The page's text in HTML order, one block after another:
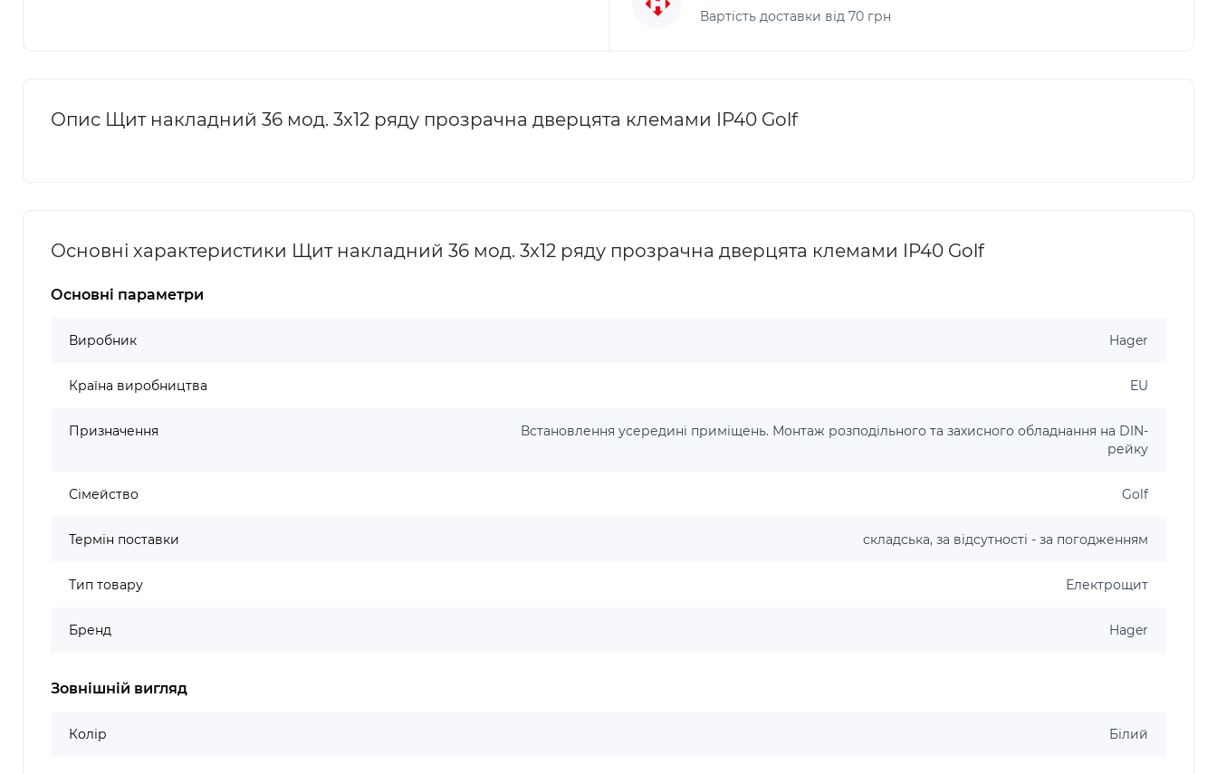
Вартість доставки від 70 грн
Опис Щит накладний 36 мод. 3x12 ряду прозрачна дверцята клемами IP40 Golf
Основні характеристики Щит накладний 36 мод. 3x12 ряду прозрачна дверцята клемами IP40 Golf
Основні параметри
Виробник Hager
Країна виробництва EU
Призначення
Встановлення усередині приміщень. Монтаж розподільного та захисного обладнання на DIN-
рейку
Сімейство Golf
Термін поставки складська, за відсутності - за погодженням
Тип товару Електрощит
Бренд Hager
Зовнішній вигляд
Колір Білий